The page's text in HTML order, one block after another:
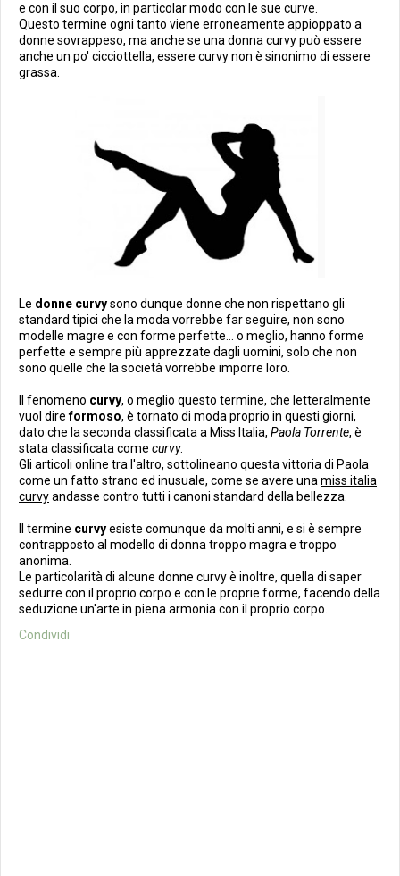
e con il suo corpo, in particolar modo con le sue curve.
Questo termine ogni tanto viene erroneamente appioppato a
donne sovrappeso, ma anche se una donna curvy può essere
anche un po' cicciottella, essere curvy non è sinonimo di essere
grassa.
Le donne curvysono dunque donne che non rispettano gli
standard tipici che la moda vorrebbe far seguire, non sono
modelle magre e con forme perfette... o meglio, hanno forme
perfette e sempre più apprezzate dagli uomini, solo che non
sono quelle che la società vorrebbe imporre loro.
Il fenomeno curvy, o meglio questo termine, che letteralmente
vuol direformoso, è tornato di moda proprio in questi giorni,
dato che la seconda classificata a Miss Italia, Paola Torrente, è
stata classificata come curvy.
Gli articoli online tra l'altro, sottolineano questa vittoria di Paola
come un fatto strano ed inusuale, come se avere una miss italia
curvyandasse contro tutti i canoni standard della bellezza.
Il termine curvyesiste comunque da molti anni, e si è sempre
contrapposto al modello di donna troppo magra e troppo
anonima.
Le particolarità di alcune donne curvy è inoltre, quella di saper
sedurre con il proprio corpo e con le proprie forme, facendo della
seduzione un'arte in piena armonia con il proprio corpo.
Condividi